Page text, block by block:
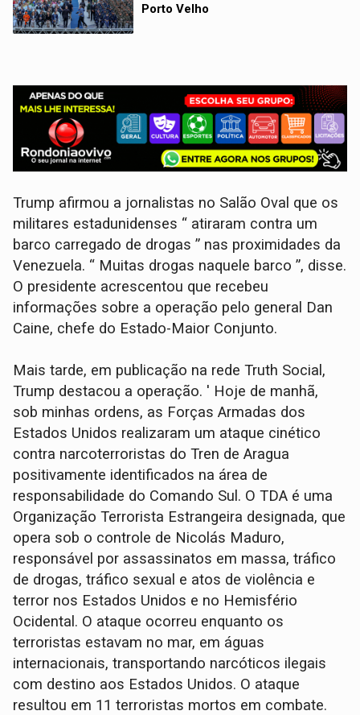
Porto Velho
Trump afirmou a jornalistas no Salão Oval que os
militares estadunidenses “ atiraram contra um
barco carregado de drogas ” nas proximidades da
Venezuela. “ Muitas drogas naquele barco ”, disse.
O presidente acrescentou que recebeu
informações sobre a operação pelo general Dan
Caine, chefe do Estado-Maior Conjunto.
Mais tarde, em publicação na rede Truth Social,
Trump destacou a operação. ' Hoje de manhã,
sob minhas ordens, as Forças Armadas dos
Estados Unidos realizaram um ataque cinético
contra narcoterroristas do Tren de Aragua
positivamente identificados na área de
responsabilidade do Comando Sul. O TDA é uma
Organização Terrorista Estrangeira designada, que
opera sob o controle de Nicolás Maduro,
responsável por assassinatos em massa, tráfico
de drogas, tráfico sexual e atos de violência e
terror nos Estados Unidos e no Hemisfério
Ocidental. O ataque ocorreu enquanto os
terroristas estavam no mar, em águas
internacionais, transportando narcóticos ilegais
com destino aos Estados Unidos. O ataque
resultou em 11 terroristas mortos em combate.